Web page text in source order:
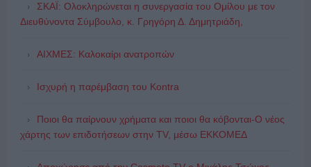
ΣΚΑΪ: Ολοκληρώνεται η συνεργασία του Ομίλου με τον
Διευθύνοντα Σύμβουλο, κ. Γρηγόρη Δ. Δημητριάδη,
ΑΙΧΜΕΣ: Καλοκαίρι ανατροπών
Ισχυρή η παρέμβαση του Kontra
Ποιοι θα παίρνουν χρήματα και ποιοι θα κόβονται-Ο νέος
χάρτης των επιδοτήσεων στην TV, μέσω ΕΚΚΟΜΕΔ